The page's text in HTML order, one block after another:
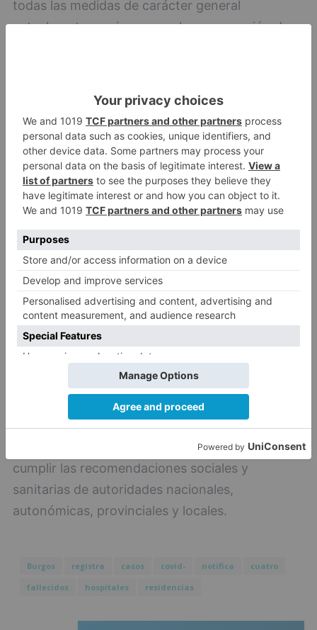
todas las medidas de carácter general
actualmente en vigor y que hacen mención de
interpersonal, etc., así como aquellas otras de
carácter sectorial.
Sólo a través de la corresponsabilidad, la
solidaridad y la colaboración ciudadana y con el
esfuerzo y el compromiso de los profesionales
sanitarios, la pandemia por la COVID-19 podrá
ser superada, siendo para ello fundamental
cumplir las recomendaciones sociales y
sanitarias de autoridades nacionales,
autonómicas, provinciales y locales.
Burgos registra casos covid- notifica
cuatro
fallecidos
hospitales residencias